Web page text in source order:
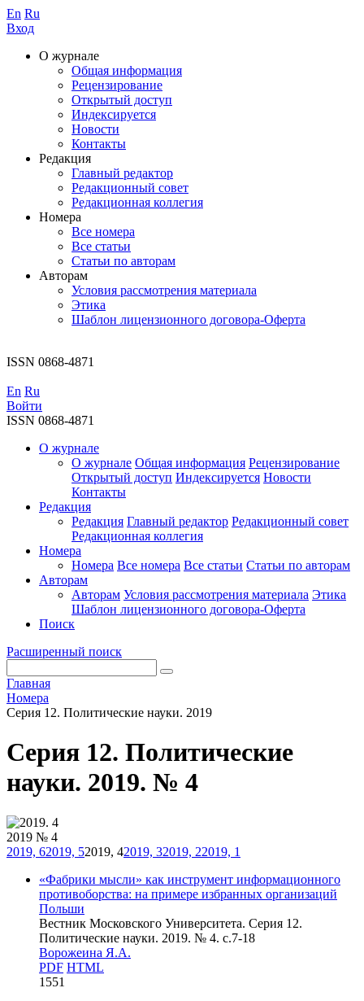
En Ru
Вход
О журнале
Общая информация
Рецензирование
Открытый доступ
Индексируется
Новости
Контакты
Редакция
Главный редактор
Редакционный совет
Редакционная коллегия
Номера
Все номера
Все статьи
Статьи по авторам
Авторам
Условия рассмотрения материала
Этика
Шаблон лицензионного договора-Оферта
ISSN 0868-4871
En Ru
Войти
ISSN 0868-4871
О журнале
О журнале Общая информация Рецензирование
Открытый доступ Индексируется Новости
Контакты
Редакция
Редакция Главный редактор Редакционный совет
Редакционная коллегия
Номера
Номера Все номера Все статьи Статьи по авторам
Авторам
Авторам Условия рассмотрения материала Этика
Шаблон лицензионного договора-Оферта
Поиск
Расширенный поиск
Главная
Номера
Серия 12. Политические науки. 2019
Серия 12. Политические
науки. 2019. № 4
2019 № 4
2019, 62019, 52019, 42019, 32019, 22019, 1
«Фабрики мысли» как инструмент информационного
противоборства: на примере избранных организаций
Польши
Вестник Московского Университета. Серия 12.
Политические науки. 2019. № 4. c.7-18
Ворожеина Я.А.
PDF HTML
1551